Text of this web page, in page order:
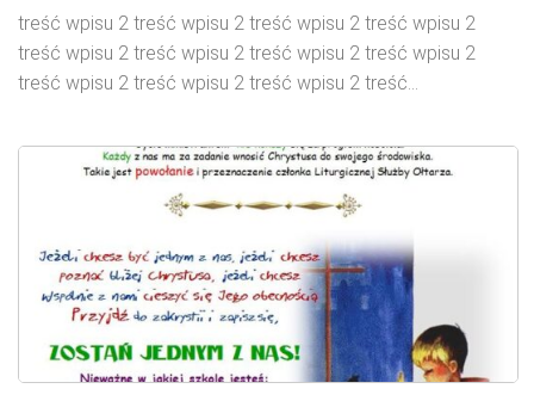
treść wpisu 2 treść wpisu 2 treść wpisu 2 treść wpisu 2
treść wpisu 2 treść wpisu 2 treść wpisu 2 treść wpisu 2
treść wpisu 2 treść wpisu 2 treść wpisu 2 treść...